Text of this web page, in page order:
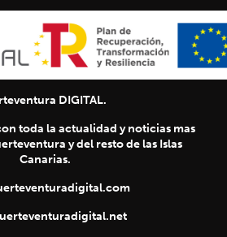
DIGITAL.
toda la actualidad y noticias mas
y del resto de las Islas
Canarias.